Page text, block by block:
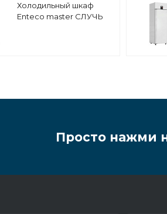
Холодильный шкаф
Enteco master СЛУЧЬ
Просто нажми